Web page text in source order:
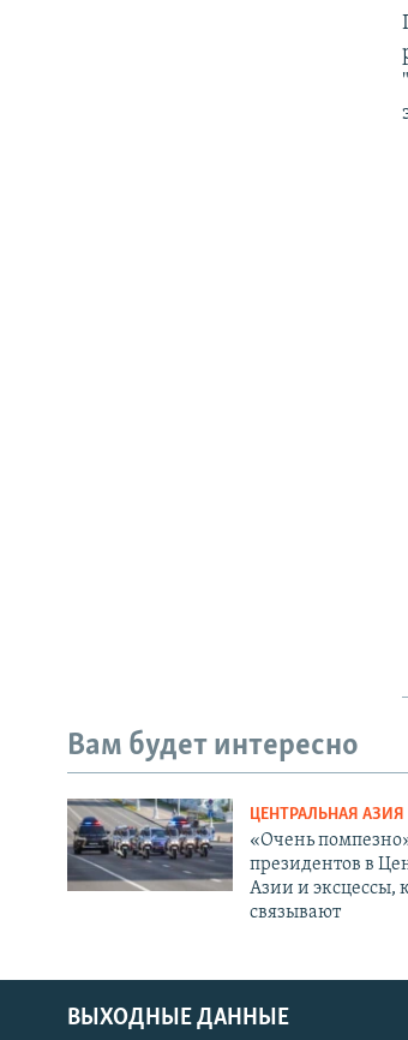
Вам будет интересно
ЦЕНТРАЛЬНАЯ АЗИЯ
«Очень
президентов в
Азии и эксцессы,
связывают
ВЫХОДНЫЕ ДАННЫЕ